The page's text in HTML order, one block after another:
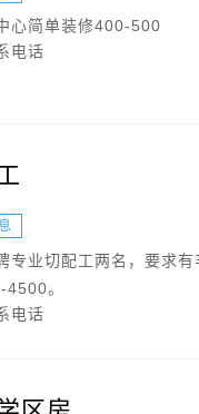
心简单装修400-500
电话
专业切配工两名，要求
。
电话